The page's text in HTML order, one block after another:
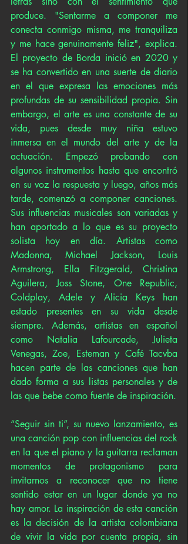
produce. "Sentarme a componer me
conecta conmigo misma, me tranquiliza
y me hace genuinamente feliz", explica.
El proyecto de Borda inició en 2020 y
se ha convertido en una suerte de diario
en el que expresa las emociones más
profundas de su sensibilidad propia. Sin
embargo, el arte es una constante de su
vida, pues desde muy niña estuvo
inmersa en el mundo del arte y de la
actuación. Empezó probando con
algunos instrumentos hasta que encontró
en su voz la respuesta y luego, años más
tarde, comenzó a componer canciones.
Sus influencias musicales son variadas y
han aportado a lo que es su proyecto
solista hoy en día. Artistas como
Madonna, Michael Jackson, Louis
Armstrong, Ella Fitzgerald, Christina
Aguilera, Joss Stone, One Republic,
Coldplay, Adele y Alicia Keys han
estado presentes en su vida desde
siempre. Además, artistas en español
como Natalia Lafourcade, Julieta
Venegas, Zoe, Esteman y Café Tacvba
hacen parte de las canciones que han
dado forma a sus listas personales y de
las que bebe como fuente de inspiración.
“Seguir sin ti”, su nuevo lanzamiento, es
una canción pop con influencias del rock
en la que el piano y la guitarra reclaman
momentos de protagonismo para
invitarnos a reconocer que no tiene
sentido estar en un lugar donde ya no
hay amor. La inspiración de esta canción
es la decisión de la artista colombiana
de vivir la vida por cuenta propia, sin